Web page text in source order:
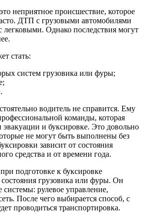
неприятное происшествие, которое
ДТП с грузовыми автомобилями
легковыми. Однако последствия могут
стать:
систем грузовика или фуры;
водитель не справится. Ему
команды, которая
и буксировке. Это довольно
не могут быть выполнены без
зависит от состояния
средства и от времени года.
подготовке к буксировке
состояния грузовика или фуры. Он
системы: рулевое управление,
После чего выбирается способ, с
проводиться транспортировка.